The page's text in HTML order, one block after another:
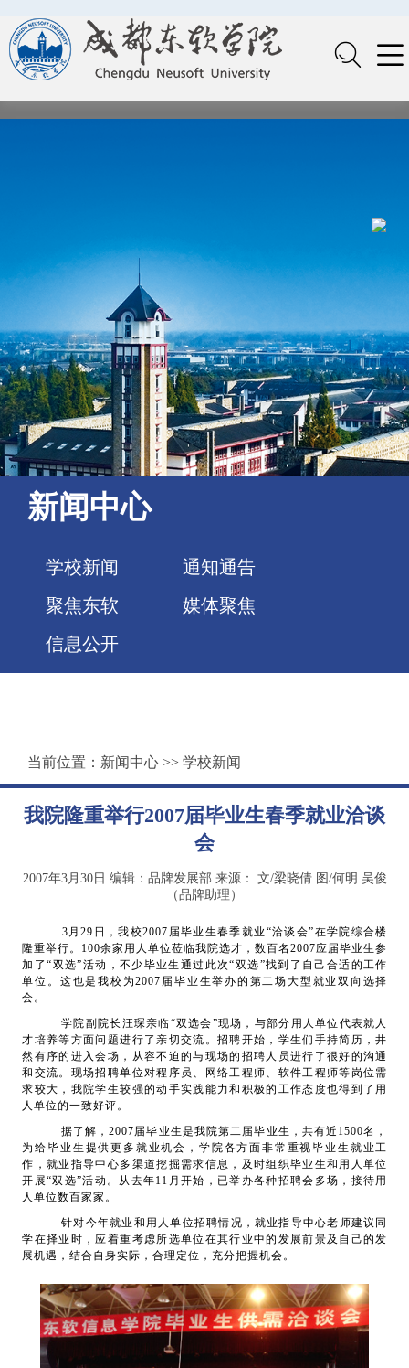
新闻中心
学校新闻
通知通告
聚焦东软
媒体聚焦
信息公开
当前位置： 新闻中心 >> 学校新闻
我院隆重举行2007届毕业生春季就业洽谈
会
2007年3月30日 编辑：品牌发展部 来源：
文/梁晓倩 图/何明 吴俊
（品牌助理）
3 月29 日，我校2007 届毕业生春季就业“洽谈会”在学院综合楼
隆重举行。 100余家用人单位莅临我院选才，数百名2007应届毕业生参
加了“双选”活动，不少毕业生通过此次“双选”找到了自己合适的工作
单位。这也是我校为2007 届毕业生举办的第二场大型就业双向选择
会。
学院副院长汪琛亲临“双选会”现场，与部分用人单位代表就人
才培养等方面问题进行了亲切交流。招聘开始，学生们手持简历，井
然有序的进入会场，从容不迫的与现场的招聘人员进行了很好的沟通
和交流。现场招聘单位对程序员、网络工程师、软件工程师等岗位需
求较大，我院学生较强的动手实践能力和积极的工作态度也得到了用
人单位的一致好评。
据了解，2007届毕业生是我院第二届毕业生，共有近 1500名，
为给毕业生提供更多就业机会，学院各方面非常重视毕业生就业工
作，就业指导中心多渠道挖掘需求信息，及时组织毕业生和用人单位
开展“双选”活动。从去年11 月开始，已举办各种招聘会多场，接待用
人单位数百家家。
针对今年就业和用人单位招聘情况，就业指导中心老师建议同
学在择业时，应着重考虑所选单位在其行业中的发展前景及自己的发
展机遇，结合自身实际，合理定位，充分把握机会。